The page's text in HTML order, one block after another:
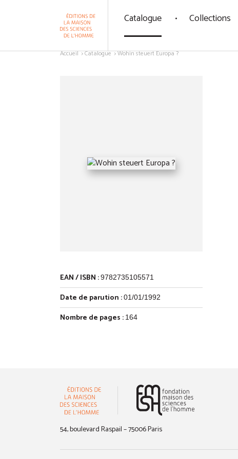
Catalogue Collections
Accueil Catalogue Wohin steuert Europa ?
EAN / ISBN :9782735105571
Date de parution :01/01/1992
Nombre de pages : 164
54, boulevard Raspail – 75006 Paris